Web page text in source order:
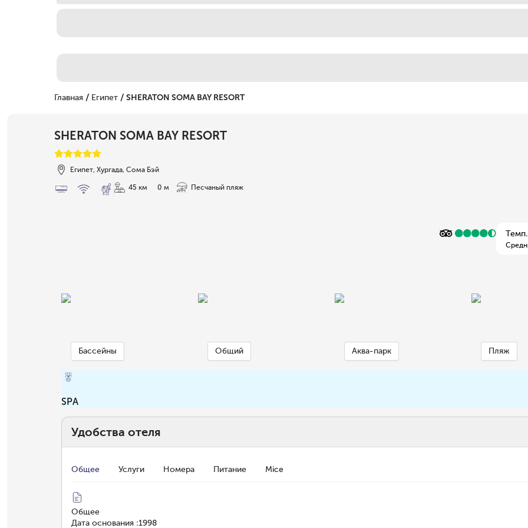
Главная / Египет / SHERATON SOMA BAY RESORT
SHERATON SOMA BAY RESORT
Египет, Хургада, Сома Бэй
45 км 0 м Песчаный пляж
Бассейны Общий Аква-парк Пляж
SPA
Удобства отеля
Общее Услуги Номера Питание Mice
Общее
Дата основания :1998